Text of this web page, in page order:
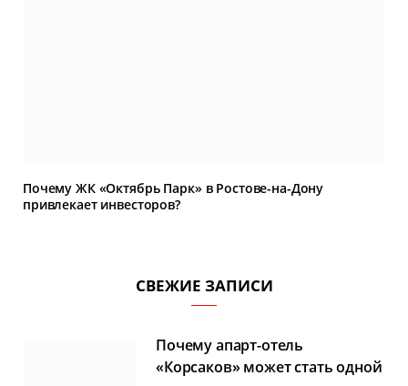
Почему ЖК «Октябрь Парк» в Ростове-на-Дону
привлекает инвесторов?
СВЕЖИЕ ЗАПИСИ
Почему апарт-отель
«Корсаков» может стать одной